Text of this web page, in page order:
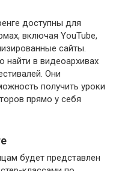
доступны для
включая YouTube,
сайты.
в видеоархивах
Они
получить уроки
прямо у себя
будет представлен